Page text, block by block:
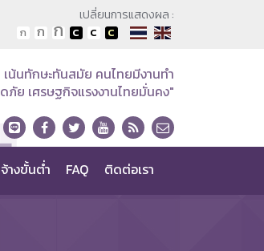
เปลี่ยนการแสดงผล :
น้นทักษะทันสมัย คนไทยมีงานทำ
ย เศรษฐกิจแรงงานไทยมั่นคง"
างขั้นต่ำ FAQ ติดต่อเรา